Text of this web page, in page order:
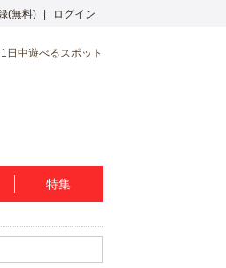
(無料) ログイン
1日中遊べるスポット
特集